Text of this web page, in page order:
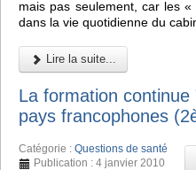
mais pas seulement, car les
dans la vie quotidienne du
Lire la suite...
La formation
pays francophones
Catégorie : Questions de santé
Publication : 4 janvier 2010